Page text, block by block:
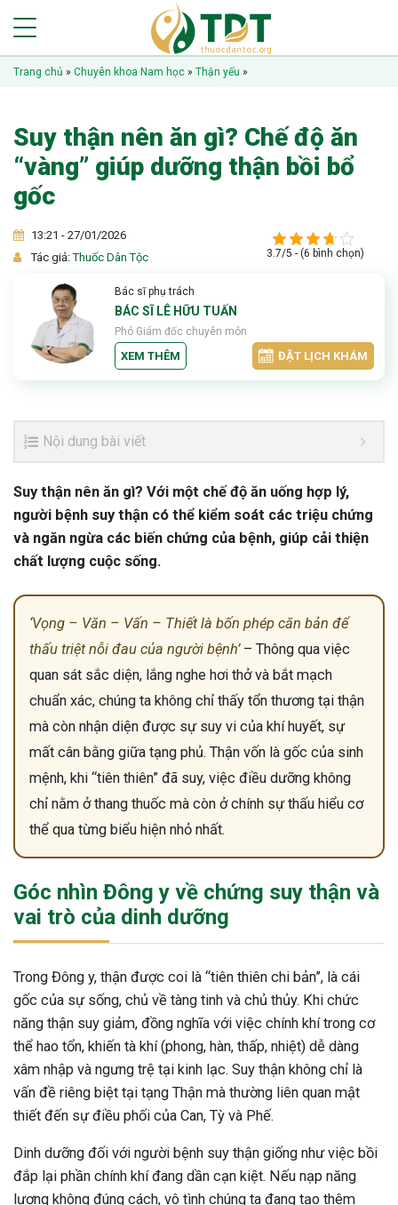
Trang chủ » Chuyên khoa Nam học » Thận yếu »
Suy thận nên ăn gì? Chế độ ăn
“vàng” giúp dưỡng thận bồi bổ
gốc
13:21 - 27/01/2026
Tác giả:Thuốc Dân Tộc 3.7/5 - (6 bình chọn)
Bác sĩ phụ trách
BÁC SĨ LÊ HỮU TUẤN
Phó Giám đốc chuyên môn
XEM THÊM ĐẶT LỊCH KHÁM
Nội dung bài viết
Suy thận nên ăn gì? Với một chế độ ăn uống hợp lý,
người bệnh suy thận có thể kiểm soát các triệu chứng
và ngăn ngừa các biến chứng của bệnh, giúp cải thiện
chất lượng cuộc sống.
‘Vọng – Văn – Vấn – Thiết là bốn phép căn bản để
thấu triệt nỗi đau của người bệnh’– Thông qua việc
quan sát sắc diện, lắng nghe hơi thở và bắt mạch
chuẩn xác, chúng ta không chỉ thấy tổn thương tại thận
mà còn nhận diện được sự suy vi của khí huyết, sự
mất cân bằng giữa tạng phủ. Thận vốn là gốc của sinh
mệnh, khi “tiên thiên” đã suy, việc điều dưỡng không
chỉ nằm ở thang thuốc mà còn ở chính sự thấu hiểu cơ
thể qua từng biểu hiện nhỏ nhất.
Góc nhìn Đông y về chứng suy thận và
vai trò của dinh dưỡng
Trong Đông y, thận được coi là “tiên thiên chi bản”, là cái
gốc của sự sống, chủ về tàng tinh và chủ thủy. Khi chức
năng thận suy giảm, đồng nghĩa với việc chính khí trong cơ
thể hao tổn, khiến tà khí (phong, hàn, thấp, nhiệt) dễ dàng
xâm nhập và ngưng trệ tại kinh lạc. Suy thận không chỉ là
vấn đề riêng biệt tại tạng Thận mà thường liên quan mật
thiết đến sự điều phối của Can, Tỳ và Phế.
Dinh dưỡng đối với người bệnh suy thận giống như việc bồi
đắp lại phần chính khí đang dần cạn kiệt. Nếu nạp năng
lượng không đúng cách, vô tình chúng ta đang tạo thêm